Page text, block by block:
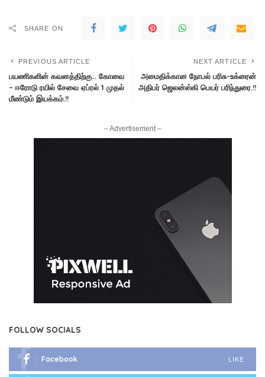
SHARE ON
PREVIOUS ARTICLE
பயணிகளின் கவனத்திற்கு… கோவை
– ஈரோடு ரயில் சேவை ஏப்ரல் 1 முதல்
மீண்டும் இயக்கம்.!!
NEXT ARTICLE
அமைதிக்கான நோபல் பரிசு-உக்ரைன்
அதிபர் ஜெலன்ஸ்கி பெயர் பரிந்துரை.!!
– Advertisement –
FOLLOW SOCIALS
Facebook LIKE